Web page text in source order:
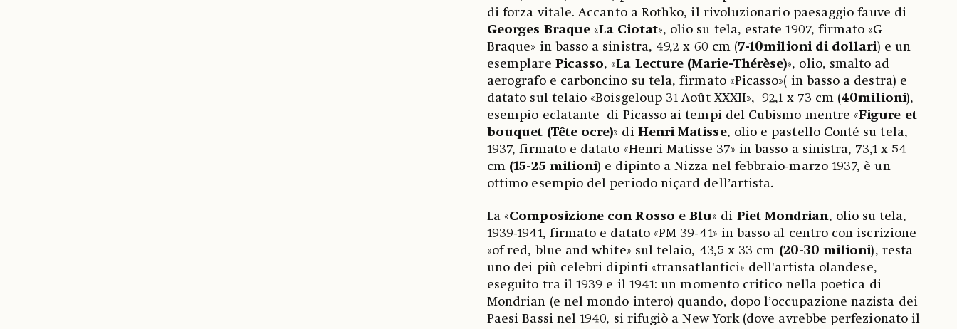
di forza vitale. Accanto a Rothko, il rivoluzionario paesaggio fauve di
Georges Braque«La Ciotat», olio su tela, estate 1907, firmato «G
Braque» in basso a sinistra, 49,2 x 60 cm (7-10milioni di dollari) e un
esemplare Picasso, «La Lecture (Marie-Thérèse)», olio, smalto ad
aerografo e carboncino su tela, firmato «Picasso»( in basso a destra) e
datato sul telaio «Boisgeloup 31 Août XXXII», 92,1 x 73 cm (40milioni),
esempio eclatante di Picasso ai tempi del Cubismo mentre «Figure et
bouquet (Tête ocre)» di Henri Matisse, olio e pastello Conté su tela,
1937, firmato e datato «Henri Matisse 37» in basso a sinistra, 73,1 x 54
cm (15-25 milioni) e dipinto a Nizza nel febbraio-marzo 1937, è un
ottimo esempio del periodo niçard dell’artista.
La «Composizione con Rosso e Blu» di Piet Mondrian, olio su tela,
1939-1941, firmato e datato «PM 39-41» in basso al centro con iscrizione
«of red, blue and white» sul telaio, 43,5 x 33 cm (20-30 milioni), resta
uno dei più celebri dipinti «transatlantici» dell'artista olandese,
eseguito tra il 1939 e il 1941: un momento critico nella poetica di
Mondrian (e nel mondo intero) quando, dopo l’occupazione nazista dei
Paesi Bassi nel 1940, si rifugiò a New York (dove avrebbe perfezionato il